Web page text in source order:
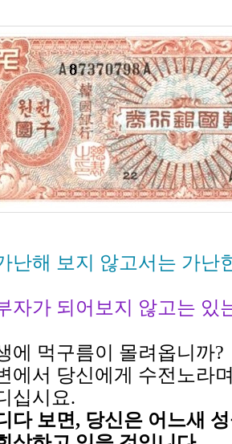
난해 보지 않고서는 가난
자가 되어보지 않고는 있
에 먹구름이 몰려옵니까?
에서 당신에게 수전노라
십시요.
다 보면, 당신은 어느새